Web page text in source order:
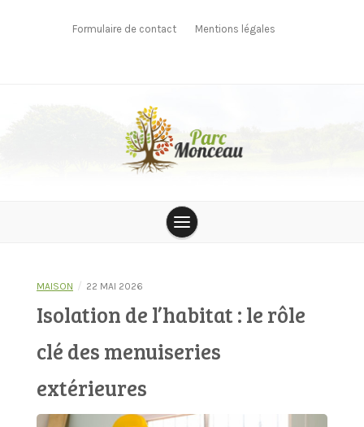
Formulaire de contact Mentions légales
MAISON / 22 MAI 2026
Isolation de l’habitat : le rôle
clé des menuiseries
extérieures